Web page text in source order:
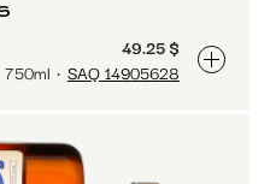
49.25 $
750ml
SAQ 14905628